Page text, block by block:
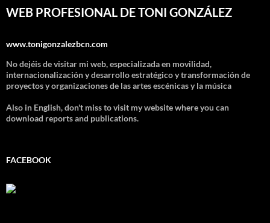
WEB PROFESIONAL DE TONI GONZÁLEZ
www.tonigonzalezbcn.com
No dejéis de visitar mi web, especializada en movilidad,
internacionalización y desarrollo estratégico y transformación de
proyectos y organizaciones de las artes escénicas y la música
Also in English, don't miss to visit my website where you can
download reports and publications.
FACEBOOK